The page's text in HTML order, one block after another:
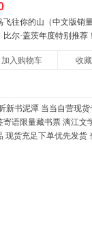
飞往你的山（中文版销
比尔·盖茨年度特别推荐
的还要
加入购物车 收藏